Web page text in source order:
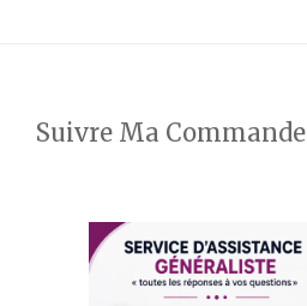
Suivre Ma Commande